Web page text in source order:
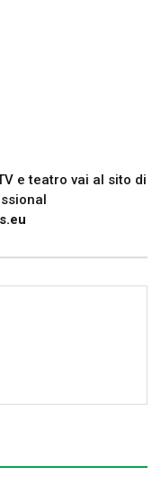
e teatro vai al sito di